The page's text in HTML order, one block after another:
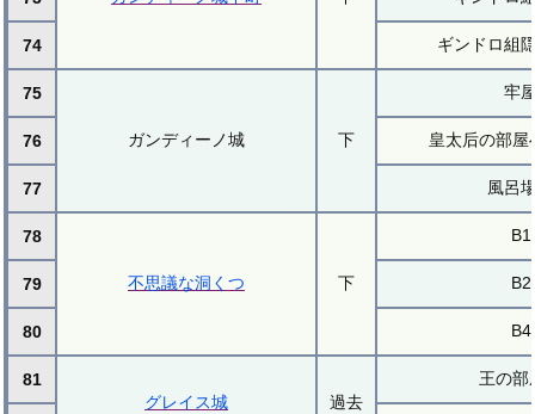
74 ギンドロ組
75
ガンディーノ城 下
牢
76 皇太后の部屋
77 風呂
78
不思議な洞くつ 下
79
80
81
グレイス城
過去
王の部